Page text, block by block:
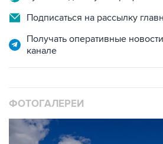
Получать оперативные